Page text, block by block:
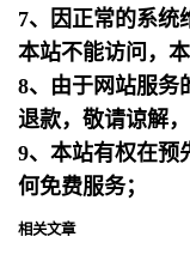
7、因正常的系统
本站不能访问，
8、由于网站服务
退款，敬请谅解
9、本站有权在预
何免费服务；
相关文章